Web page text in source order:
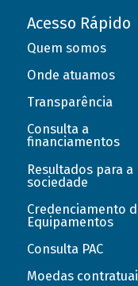
Acesso Rápido
Quem somos
Onde atuamos
Transparência
Consulta a
financiamentos
Resultados para a
sociedade
Credenciamento
Equipamentos
Consulta PAC
Moedas